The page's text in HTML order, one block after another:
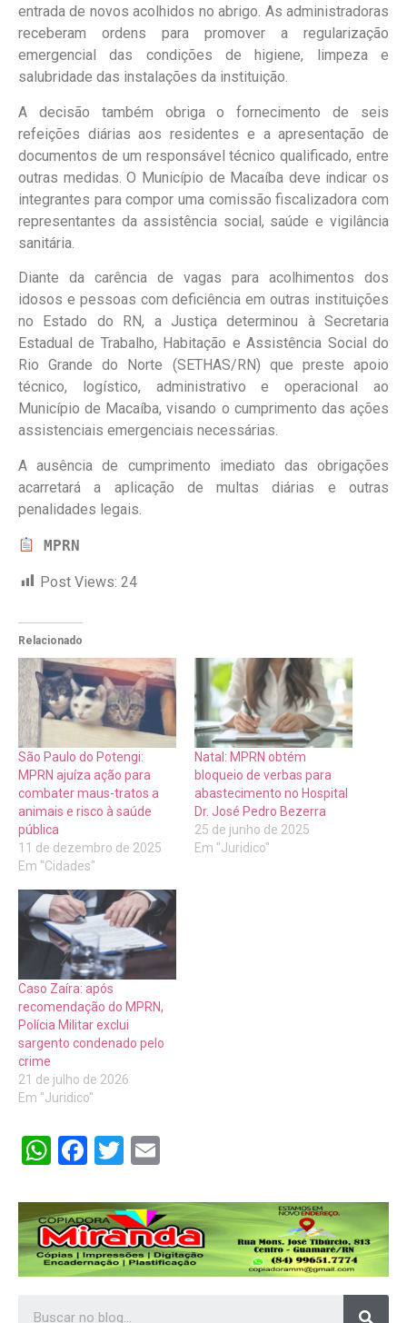
entrada de novos acolhidos no abrigo. As administradoras
receberam ordens para promover a regularização
emergencial das condições de higiene, limpeza e
salubridade das instalações da instituição.
A decisão também obriga o fornecimento de seis
refeições diárias aos residentes e a apresentação de
documentos de um responsável técnico qualificado, entre
outras medidas. O Município de Macaíba deve indicar os
integrantes para compor uma comissão fiscalizadora com
representantes da assistência social, saúde e vigilância
sanitária.
Diante da carência de vagas para acolhimentos dos
idosos e pessoas com deficiência em outras instituições
no Estado do RN, a Justiça determinou à Secretaria
Estadual de Trabalho, Habitação e Assistência Social do
Rio Grande do Norte (SETHAS/RN) que preste apoio
técnico, logístico, administrativo e operacional ao
Município de Macaíba, visando o cumprimento das ações
assistenciais emergenciais necessárias.
A ausência de cumprimento imediato das obrigações
acarretará a aplicação de multas diárias e outras
penalidades legais.
MPRN
Post Views: 24
Relacionado
São Paulo do Potengi:
MPRN ajuíza ação para
combater maus-tratos a
animais e risco à saúde
pública
11 de dezembro de 2025
Em "Cidades"
Natal: MPRN obtém
bloqueio de verbas para
abastecimento no Hospital
Dr. José Pedro Bezerra
25 de junho de 2025
Em "Juridico"
Caso Zaíra: após
recomendação do MPRN,
Polícia Militar exclui
sargento condenado pelo
crime
21 de julho de 2026
Em "Juridico"
WhatsApp
Facebook
Twitter